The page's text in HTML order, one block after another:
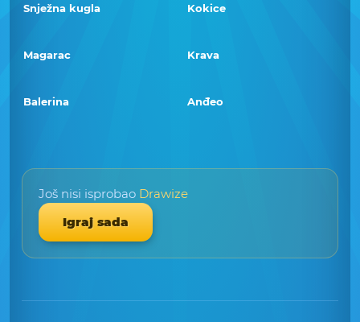
Snježna kugla Kokice
Magarac Krava
Balerina Anđeo
Još nisi isprobao Drawize
Igraj sada